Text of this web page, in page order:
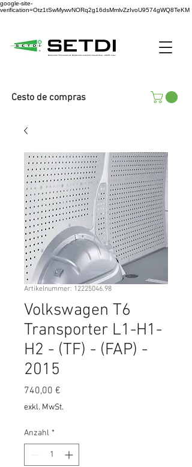
google-site-
verification=Otz1tSwMywvNORq2g16dsMmlvZzIvoU9574gWQ8TeKM
Cesto de compras
Artikelnummer: 12225046.98
Volkswagen T6
Transporter L1-H1-
H2 - (TF) - (FAP) -
2015
740,00 €
exkl. MwSt.
Anzahl *